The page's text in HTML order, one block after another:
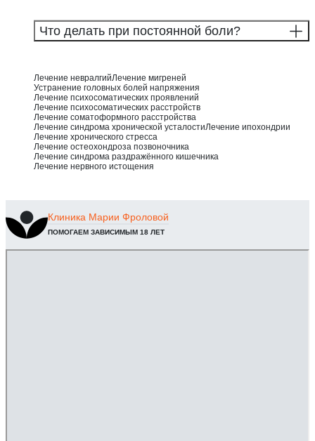
Что делать при постоянной боли?
Лечение невралгийЛечение мигреней
Устранение головных болей напряжения
Лечение психосоматических проявлений
Лечение психосоматических расстройств
Лечение соматоформного расстройства
Лечение синдрома хронической усталостиЛечение ипохондрии
Лечение хронического стресса
Лечение остеохондроза позвоночника
Лечение синдрома раздражённого кишечника
Лечение нервного истощения
Клиника Марии Фроловой
ПОМОГАЕМ ЗАВИСИМЫМ 18 ЛЕТ